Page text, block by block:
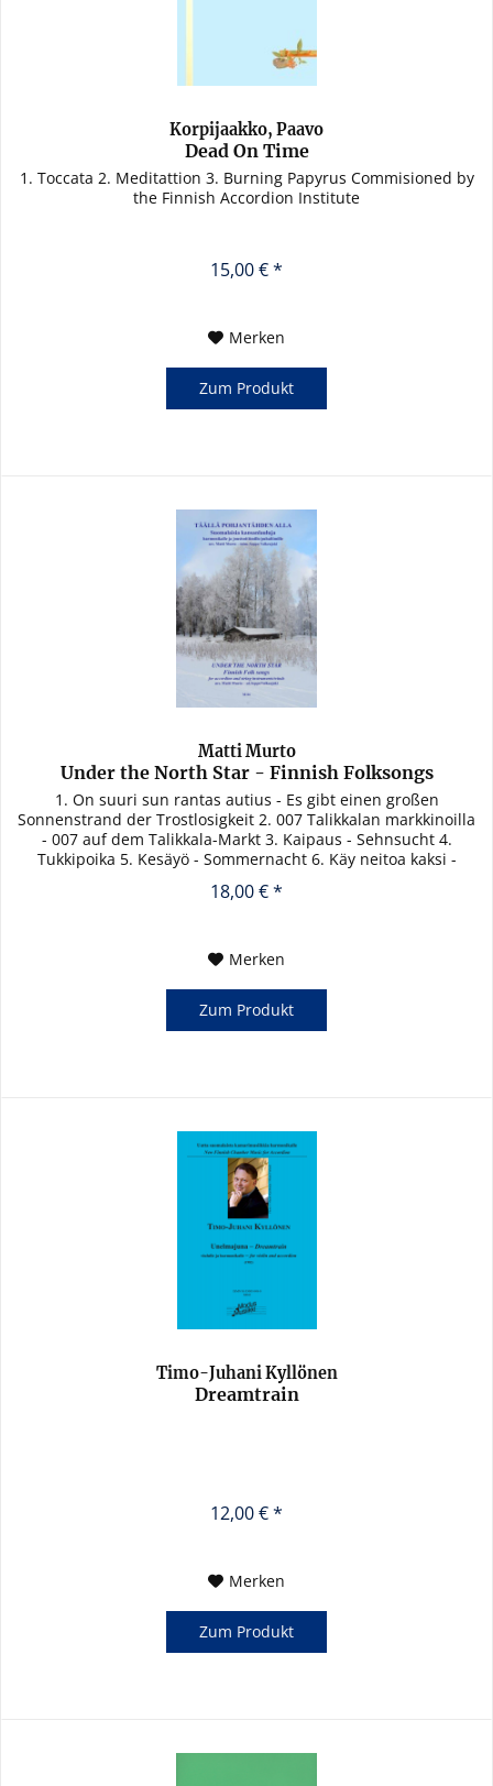
Korpijaakko, Paavo
Dead On Time
1. Toccata 2. Meditattion 3. Burning Papyrus Commisioned by
the Finnish Accordion Institute
15,00 € *
Merken
Zum Produkt
Matti Murto
Under the North Star - Finnish Folksongs
1. On suuri sun rantas autius - Es gibt einen großen
Sonnenstrand der Trostlosigkeit 2. 007 Talikkalan markkinoilla
- 007 auf dem Talikkala-Markt 3. Kaipaus - Sehnsucht 4.
Tukkipoika 5. Kesäyö - Sommernacht 6. Käy neitoa kaksi -
18,00 € *
Merken
Zum Produkt
Timo-Juhani Kyllönen
Dreamtrain
12,00 € *
Merken
Zum Produkt